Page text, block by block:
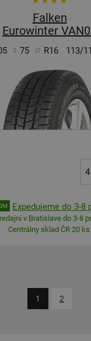
Falken
Eurowinter
75 R16 113/
Expedujeme do 3-8
v Bratislave do 3-8
Centrálny sklad ČR 20 ks.
1 2